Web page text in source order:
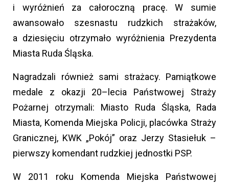
i wyróżnień za całoroczną pracę. W sumie
awansowało szesnastu rudzkich strażaków,
a dziesięciu otrzymało wyróżnienia Prezydenta
Miasta Ruda Śląska.
Nagradzali również sami strażacy. Pamiątkowe
medale z okazji 20–lecia Państwowej Straży
Pożarnej otrzymali: Miasto Ruda Śląska, Rada
Miasta, Komenda Miejska Policji, placówka Straży
Granicznej, KWK „Pokój” oraz Jerzy Stasiełuk –
pierwszy komendant rudzkiej jednostki PSP.
W 2011 roku Komenda Miejska Państwowej